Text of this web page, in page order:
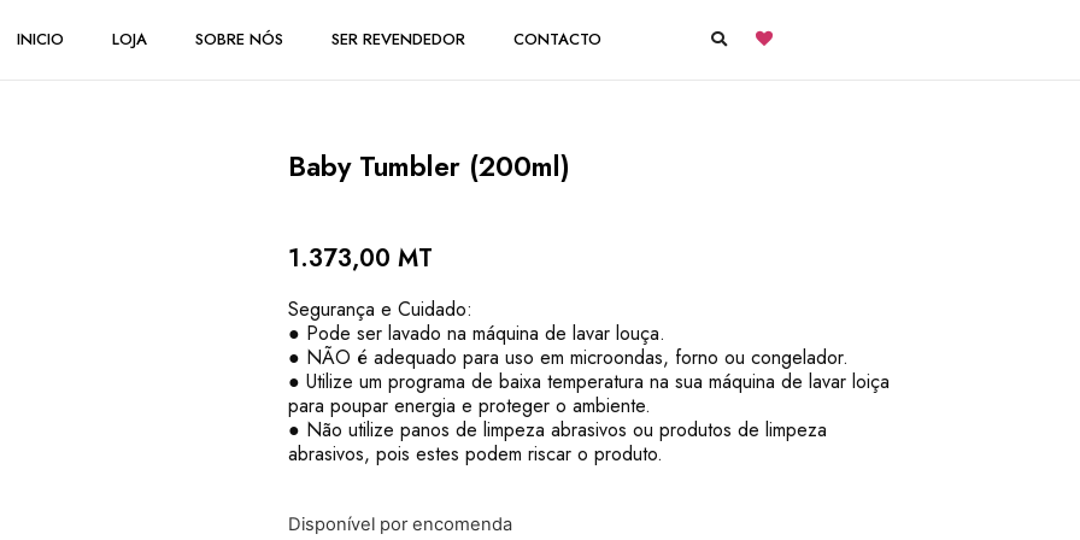
INICIO LOJA SOBRE NÓS SER REVENDEDOR CONTACTO
Baby Tumbler (200ml)
1.373,00 MT
Segurança e Cuidado:
● Pode ser lavado na máquina de lavar louça.
● NÃO é adequado para uso em microondas, forno ou congelador.
● Utilize um programa de baixa temperatura na sua máquina de lavar loiça
para poupar energia e proteger o ambiente.
● Não utilize panos de limpeza abrasivos ou produtos de limpeza
abrasivos, pois estes podem riscar o produto.
Disponível por encomenda